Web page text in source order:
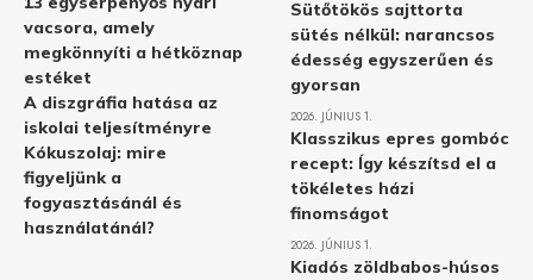
vacsora, amely
megkönnyíti a hétköznap
estéket
A diszgráfia hatása az
iskolai teljesítményre
Kókuszolaj: mire
figyeljünk a
fogyasztásánál és
használatánál?
Sütőtökös sajttorta
sütés nélkül: narancsos
édesség egyszerűen és
gyorsan
2026. JÚNIUS 1.
Klasszikus epres gombóc
recept: Így készítsd el a
tökéletes házi
finomságot
2026. JÚNIUS 1.
Kiadós zöldbabos-húsos